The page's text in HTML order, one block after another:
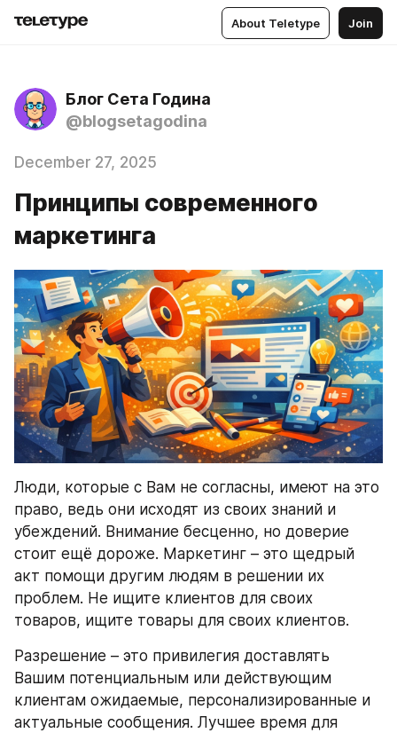
About Teletype Join
Блог Сета Година
@blogsetagodina
December 27, 2025
Принципы современного
маркетинга
Люди, которые с Вам не согласны, имеют на это
право, ведь они исходят из своих знаний и
убеждений. Внимание бесценно, но доверие
стоит ещё дороже. Маркетинг – это щедрый
акт помощи другим людям в решении их
проблем. Не ищите клиентов для своих
товаров, ищите товары для своих клиентов.
Разрешение – это привилегия доставлять
Вашим потенциальным или действующим
клиентам ожидаемые, персонализированные и
актуальные сообщения. Лучшее время для